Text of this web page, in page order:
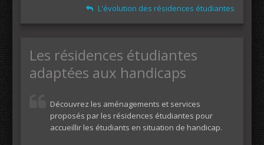
L'évolution des résidences étudiantes
Les résidences étudiantes
adaptées aux handicaps
Découvrez les aménagements et services
proposés par les résidences étudiantes pour
accueillir les étudiants en situation de handicap.